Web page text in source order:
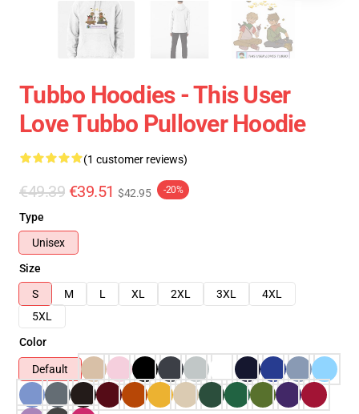
Tubbo Hoodies - This User
Love Tubbo Pullover Hoodie
(1 customer reviews)
€49.39 €39.51 $42.95 -20%
Type
Unisex
Size
S
M L XL 2XL 3XL
4XL
5XL
Color
Default